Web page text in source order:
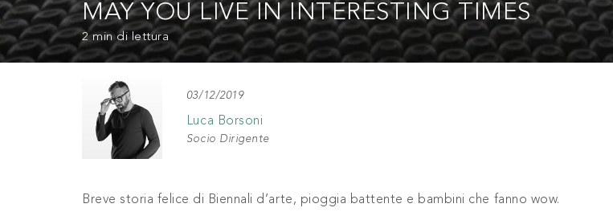
MAY YOU LIVE IN INTERESTING TIMES
2 mindi lettura
03/12/2019
Luca Borsoni
Socio Dirigente
Breve storia felice di Biennali d’arte, pioggia battente e bambini che fanno wow.